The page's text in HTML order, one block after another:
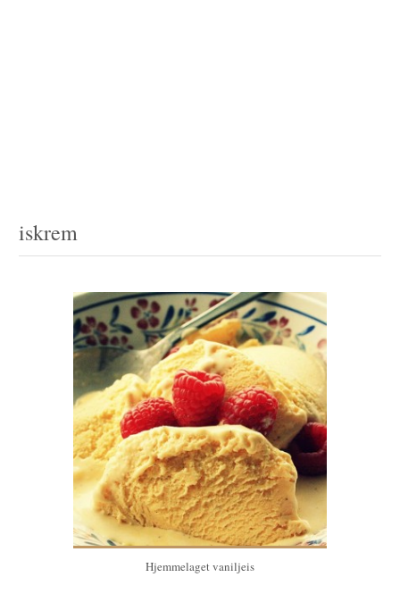
iskrem
Hjemmelaget vaniljeis